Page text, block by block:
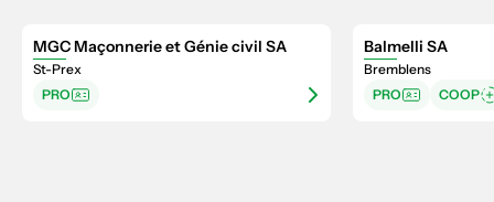
MGC Maçonnerie et Génie civil SA
St-Prex
PRO
Balmelli SA
Bremblens
PRO
COOP